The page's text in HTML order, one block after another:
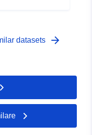
datasets arrow_forward